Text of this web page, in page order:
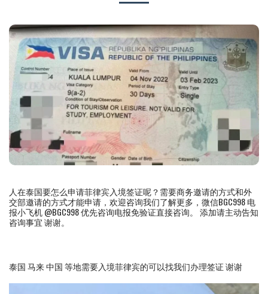
人在泰国要怎么申请菲律宾入境签证呢？需要商务邀请的方式和外
交部邀请的方式才能申请，欢迎咨询我们了解更多，微信BGC998 电
报小飞机 @BGC998 优先咨询电报免验证直接咨询。 添加请主动告知
咨询事宜 谢谢。
泰国 马来 中国 等地需要入境菲律宾的可以找我们办理签证 谢谢